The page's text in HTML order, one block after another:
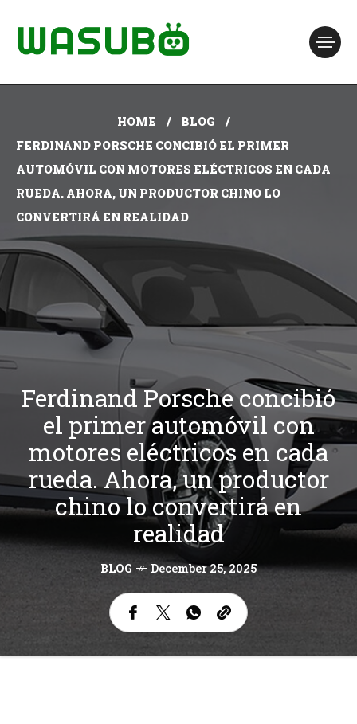
HOME
BLOG
FERDINAND PORSCHE CONCIBIÓ EL PRIMER
AUTOMÓVIL CON MOTORES ELÉCTRICOS EN CADA
RUEDA. AHORA, UN PRODUCTOR CHINO LO
CONVERTIRÁ EN REALIDAD
Ferdinand Porsche concibió
el primer automóvil con
motores eléctricos en cada
rueda. Ahora, un productor
chino lo convertirá en
realidad
BLOG December 25, 2025